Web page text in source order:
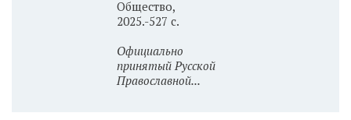
Общество,
2025.-527 с.
Официально
принятый Русской
Православной...